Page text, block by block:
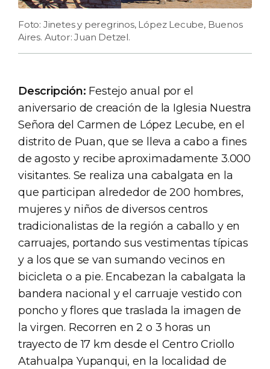
Foto: Jinetes y peregrinos, López Lecube, Buenos
Aires. Autor: Juan Detzel.
Descripción: Festejo anual por el
aniversario de creación de la Iglesia Nuestra
Señora del Carmen de López Lecube, en el
distrito de Puan, que se lleva a cabo a fines
de agosto y recibe aproximadamente 3.000
visitantes. Se realiza una cabalgata en la
que participan alrededor de 200 hombres,
mujeres y niños de diversos centros
tradicionalistas de la región a caballo y en
carruajes, portando sus vestimentas típicas
y a los que se van sumando vecinos en
bicicleta o a pie. Encabezan la cabalgata la
bandera nacional y el carruaje vestido con
poncho y flores que traslada la imagen de
la virgen. Recorren en 2 o 3 horas un
trayecto de 17 km desde el Centro Criollo
Atahualpa Yupanqui, en la localidad de